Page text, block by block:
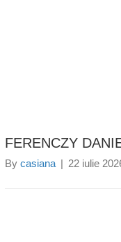
FERENCZY
By casiana | 22 iulie